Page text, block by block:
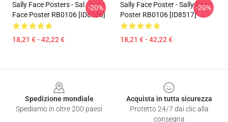
Sally Face Posters - Sal - Sally
Face Poster RB0106 [ID8506]
18,21 € - 42,22 €
-20%
Sally Face Poster - Sally Face
Poster RB0106 [ID8517]
18,21 € - 42,22 €
-20%
Spedizione mondiale
Spediamo in oltre 200 paesi
Acquista in tutta sicurezza
Protetto 24/7 dai clic alla
consegna